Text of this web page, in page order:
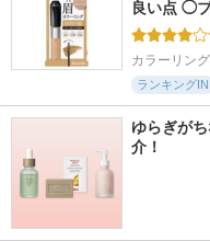
良い点 ◯
カラーリン
ランキングIN
ゆらぎが
介！